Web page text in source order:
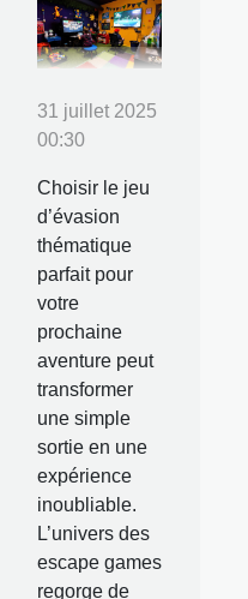
31 juillet 2025
00:30
Choisir le jeu
d’évasion
thématique
parfait pour
votre
prochaine
aventure peut
transformer
une simple
sortie en une
expérience
inoubliable.
L’univers des
escape games
regorge de